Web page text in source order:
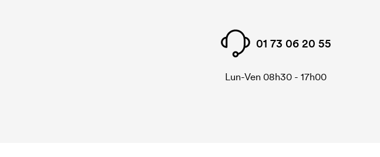
01 73 06 20 55
Lun-Ven 08h30 - 17h00